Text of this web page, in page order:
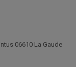
06610 La Gaude